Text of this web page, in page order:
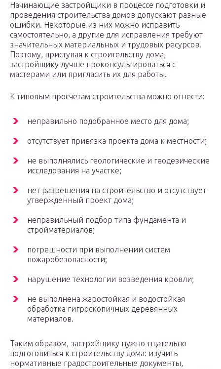
Начинающие застройщики в процессе подготовки и
проведения строительства домов допускают разные
ошибки. Некоторые из них можно исправить
самостоятельно, а другие для исправления требуют
значительных материальных и трудовых ресурсов.
Поэтому, приступая к строительству дома,
застройщику лучше проконсультироваться с
мастерами или пригласить их для работы.
К типовым просчетам строительства можно отнести:
неправильно подобранное место для дома;
отсутствует привязка проекта дома к местности;
не выполнялись геологические и геодезические
исследования на участке;
нет разрешения на строительство и отсутствует
утвержденный проект дома;
неправильный подбор типа фундамента и
стройматериалов;
погрешности при выполнении систем
пожаробезопасности;
нарушение технологии возведения кровли;
не выполнена жаростойкая и водостойкая
обработка гигроскопичных деревянных
материалов.
Таким образом, застройщику нужно тщательно
подготовиться к строительству дома: изучить
нормативные градостроительные документы,